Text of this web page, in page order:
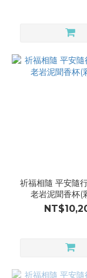
Studio
祈福相隨 平安隨
老岩泥聞香杯(